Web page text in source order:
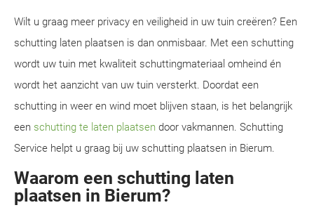
Wilt u graag meer privacy en veiligheid in uw tuin creëren? Een
schutting laten plaatsen is dan onmisbaar. Met een schutting
wordt uw tuin met kwaliteit schuttingmateriaal omheind én
wordt het aanzicht van uw tuin versterkt. Doordat een
schutting in weer en wind moet blijven staan, is het belangrijk
een schutting te laten plaatsen door vakmannen. Schutting
Service helpt u graag bij uw schutting plaatsen in Bierum.
Waarom een schutting laten
plaatsen in Bierum?